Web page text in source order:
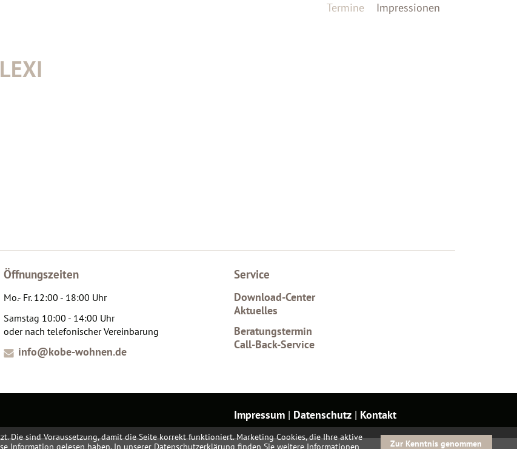
Termine Impressionen
Öffnungszeiten
Mo.- Fr. 12:00 - 18:00 Uhr
Samstag 10:00 - 14:00 Uhr
oder nach telefonischer Vereinbarung
info@kobe-wohnen.de
Service
Download-Center
Aktuelles
Beratungstermin
Call-Back-Service
Impressum | Datenschutz | Kontakt
Die sind Voraussetzung, damit die Seite korrekt funktioniert. Marketing Cookies, die Ihre aktive
Information gelesen haben. In unserer Datenschutzerklärung finden Sie weitere Informationen
Zur Kenntnis genommen